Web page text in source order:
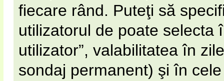
fiecare rând. Puteţi să
utilizatorul de poate selecta
utilizator”, valabilitatea în
sondaj permanent) şi în